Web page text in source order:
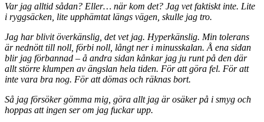
Var jag alltid sådan? Eller… när kom det? Jag vet faktiskt inte. Lite
i ryggsäcken, lite upphämtat längs vägen, skulle jag tro.
Jag har blivit överkänslig, det vet jag. Hyperkänslig. Min tolerans
är nednött till noll, förbi noll, långt ner i minusskalan. Å ena sidan
blir jag förbannad – å andra sidan kånkar jag ju runt på den där
allt större klumpen av ängslan hela tiden. För att göra fel. För att
inte vara bra nog. För att dömas och räknas bort.
Så jag försöker gömma mig, göra allt jag är osäker på i smyg och
hoppas att ingen ser om jag fuckar upp.